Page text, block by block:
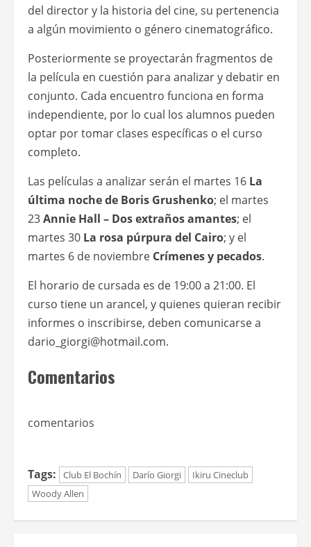
del director y la historia del cine, su pertenencia
a algún movimiento o género cinematográfico.
Posteriormente se proyectarán fragmentos de
la película en cuestión para analizar y debatir en
conjunto. Cada encuentro funciona en forma
independiente, por lo cual los alumnos pueden
optar por tomar clases específicas o el curso
completo.
Las películas a analizar serán el martes 16 La
última noche de Boris Grushenko; el martes
23Annie Hall – Dos extraños amantes; el
martes 30 La rosa púrpura del Cairo; y el
martes 6 de noviembre Crímenes y pecados.
El horario de cursada es de 19:00 a 21:00. El
curso tiene un arancel, y quienes quieran recibir
informes o inscribirse, deben comunicarse a
dario_giorgi@hotmail.com.
Comentarios
comentarios
Tags: Club El Bochín Darío Giorgi
Ikiru Cineclub
Woody Allen